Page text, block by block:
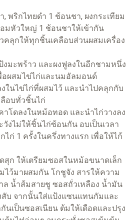
, พริกไทยดำ 1 ช้อนชา, ผงกระเทียม
มหัวใหญ่ 1 ช้อนชาให้เข้ากัน
คลุกให้ทุกชิ้นเคลือบส่วนผสมเครื่อง
มะพร้าว และผงฟูลงในอีกชามหนึ่ง
อผสมไข่ไก่และนมอัลมอนด์
ในไข่ไก่ที่ผสมไว้ และนำไปคลุกกับ
อบทั่วชิ้นไก่
าโดลงในหม้อทอด และนำไก่วางลง
งไม่ให้ชิ้นไก่ซ้อนกัน อบเป็นเวลา
ไก่ 1 ครั้งในครึ่งทางแรก เพื่อให้ไก้
สุก ให้เตรียมซอสในหม้อขนาดเล็ก
ไว้มาผสมกัน โกชูจัง สารให้ความ
น้ำส้มสายชู ซอสถั่วเหลือง น้ำมัน
สับ จากนั้นใส่แป้งแซนแทนกัมและ
นเป็นซอสเนียน ต้มให้เดือดและปรุง